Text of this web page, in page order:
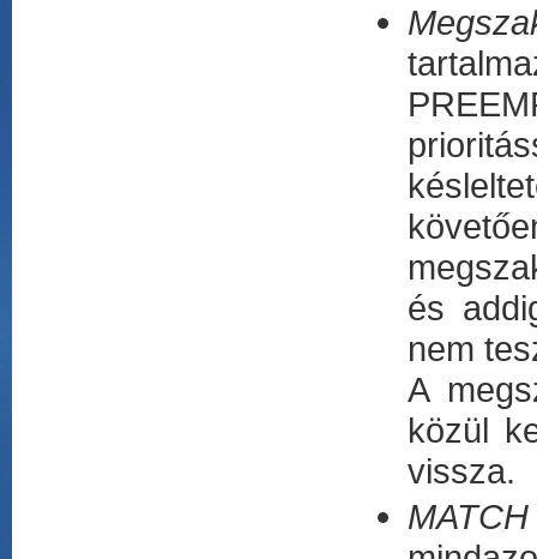
és
nem
A
közül
vissza.